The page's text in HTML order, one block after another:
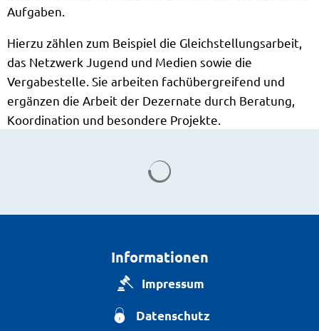
Aufgaben.
Hierzu zählen zum Beispiel die Gleichstellungsarbeit,
das Netzwerk Jugend und Medien sowie die
Vergabestelle. Sie arbeiten fachübergreifend und
ergänzen die Arbeit der Dezernate durch Beratung,
Koordination und besondere Projekte.
Informationen
Impressum
Datenschutz